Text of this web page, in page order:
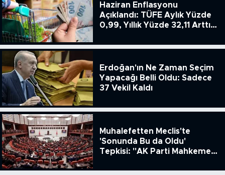
Haziran Enflasyonu
Açıklandı: TÜFE Aylık Yüzde
0,99, Yıllık Yüzde 32,11 Arttı,
51.49
Erdoğan'ın Ne Zaman Seçim
Yapacağı Belli Oldu: Sadece
37 Vekil Kaldı
Muhalefetten Meclis'te
'Sonunda Bu da Oldu'
Tepkisi: "AK Parti Mahkeme
Kanun Çıkardı"